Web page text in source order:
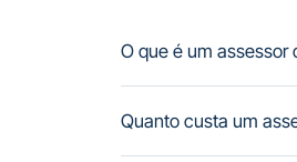
O que é um assessor
Quanto custa um